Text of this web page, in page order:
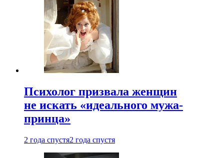
Психолог призвала женщин
не искать «идеального мужа-
принца»
2 года спустя2 года спустя